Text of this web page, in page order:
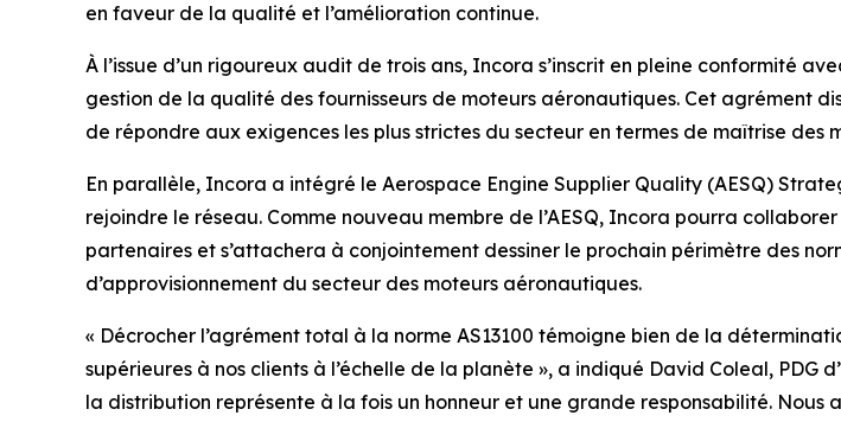
en faveur de la qualité et l’amélioration continue.
À l’issue d’un rigoureux audit de trois ans, Incora s’inscrit en pleine conformité
gestion de la qualité des fournisseurs de moteurs aéronautiques. Cet agrément
de répondre aux exigences les plus strictes du secteur en termes de maîtrise
En parallèle, Incora a intégré le Aerospace Engine Supplier Quality (AESQ)
rejoindre le réseau. Comme nouveau membre de l’AESQ, Incora pourra
partenaires et s’attachera à conjointement dessiner le prochain périmètre des
d’approvisionnement du secteur des moteurs aéronautiques.
« Décrocher l’agrément total à la norme AS13100 témoigne bien de la
supérieures à nos clients à l’échelle de la planète », a indiqué David Coleal, PDG
la distribution représente à la fois un honneur et une grande responsabilité.